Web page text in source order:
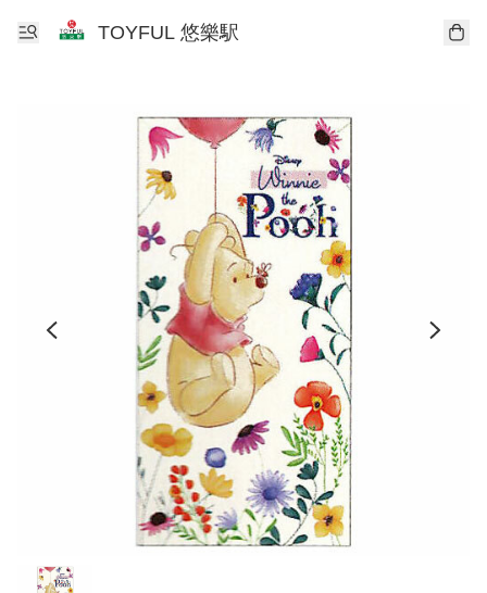
TOYFUL 悠樂駅